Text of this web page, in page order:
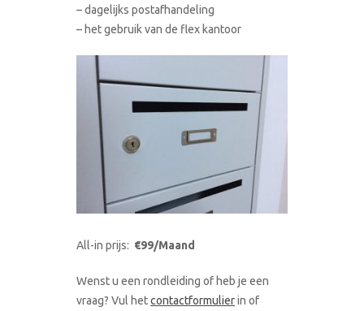
– dagelijks postafhandeling
– het gebruik van de flex kantoor
All-in prijs: €99/Maand
Wenst u een rondleiding of heb je een
vraag? Vul hetcontactformulierin of